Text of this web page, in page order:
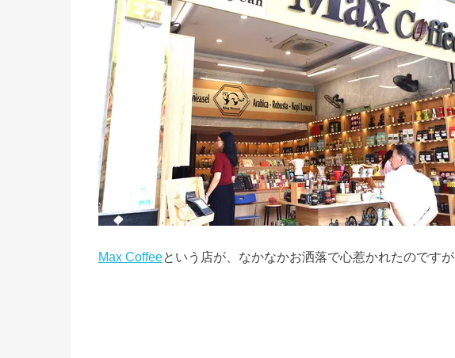
Max Coffeeという店が、なかなかお洒落で心惹かれたのですが